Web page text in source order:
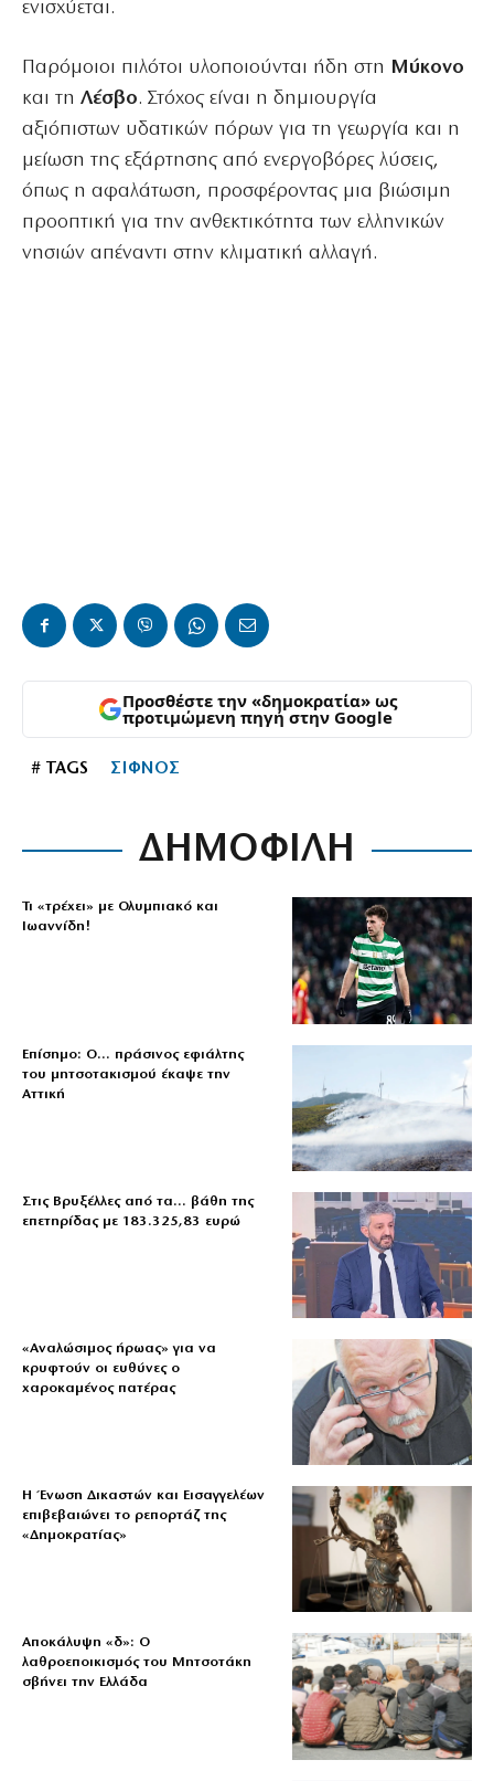
ενισχύεται.
Παρόμοιοι πιλότοι υλοποιούνται ήδη στη Μύκονο
και τη Λέσβο. Στόχος είναι η δημιουργία
αξιόπιστων υδατικών πόρων για τη γεωργία και η
μείωση της εξάρτησης από ενεργοβόρες λύσεις,
όπως η αφαλάτωση, προσφέροντας μια βιώσιμη
προοπτική για την ανθεκτικότητα των ελληνικών
νησιών απέναντι στην κλιματική αλλαγή.
Προσθέστε την «δημοκρατία» ως
προτιμώμενη πηγή στην Google
# TAGS ΣΙΦΝΟΣ
ΔΗΜΟΦΙΛΗ
Τι «τρέχει» με Ολυμπιακό και
Ιωαννίδη!
Επίσημο: Ο… πράσινος εφιάλτης
του μητσοτακισμού έκαψε την
Αττική
Στις Βρυξέλλες από τα… βάθη της
επετηρίδας με 183.325,83 ευρώ
«Aναλώσιμος ήρωας» για να
κρυφτούν οι ευθύνες ο
χαροκαμένος πατέρας
Η Ένωση Δικαστών και Εισαγγελέων
επιβεβαιώνει το ρεπορτάζ της
«Δημοκρατίας»
Αποκάλυψη «δ»: Ο
λαθροεποικισμός του Μητσοτάκη
σβήνει την Ελλάδα